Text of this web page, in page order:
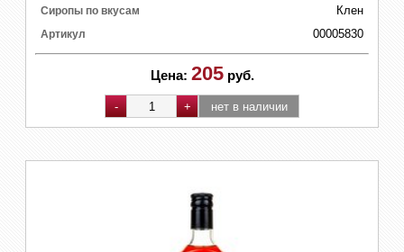
Сиропы по вкусам Клен
Артикул 00005830
Цена: 205 руб.